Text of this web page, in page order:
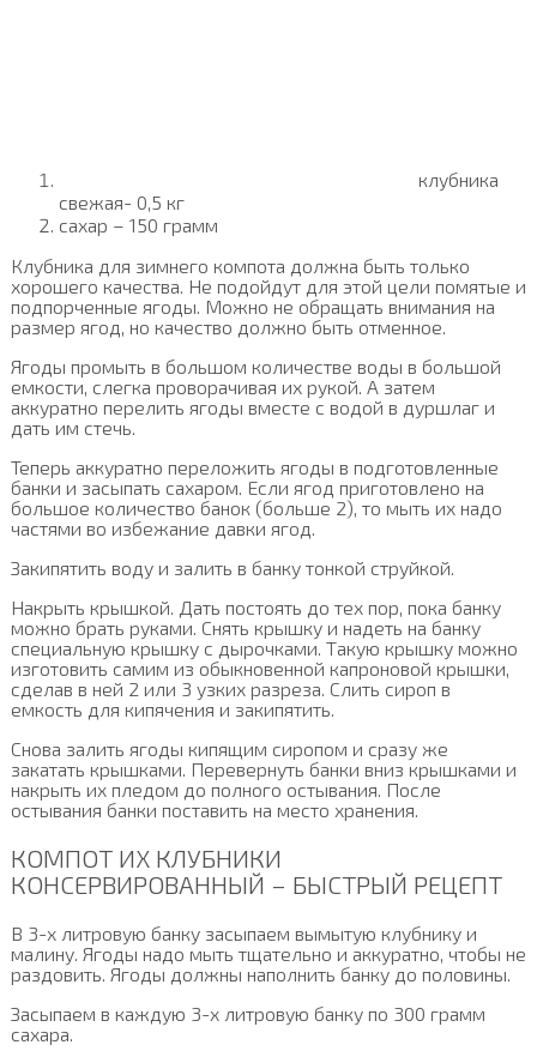
клубника
свежая- 0,5 кг
сахар – 150 грамм
Клубника для зимнего компота должна быть только
хорошего качества. Не подойдут для этой цели помятые и
подпорченные ягоды. Можно не обращать внимания на
размер ягод, но качество должно быть отменное.
Ягоды промыть в большом количестве воды в большой
емкости, слегка проворачивая их рукой. А затем
аккуратно перелить ягоды вместе с водой в дуршлаг и
дать им стечь.
Теперь аккуратно переложить ягоды в подготовленные
банки и засыпать сахаром. Если ягод приготовлено на
большое количество банок (больше 2), то мыть их надо
частями во избежание давки ягод.
Закипятить воду и залить в банку тонкой струйкой.
Накрыть крышкой. Дать постоять до тех пор, пока банку
можно брать руками. Снять крышку и надеть на банку
специальную крышку с дырочками. Такую крышку можно
изготовить самим из обыкновенной капроновой крышки,
сделав в ней 2 или 3 узких разреза. Слить сироп в
емкость для кипячения и закипятить.
Снова залить ягоды кипящим сиропом и сразу же
закатать крышками. Перевернуть банки вниз крышками и
накрыть их пледом до полного остывания. После
остывания банки поставить на место хранения.
КОМПОТ ИХ КЛУБНИКИ
КОНСЕРВИРОВАННЫЙ – БЫСТРЫЙ РЕЦЕПТ
В 3-х литровую банку засыпаем вымытую клубнику и
малину. Ягоды надо мыть тщательно и аккуратно, чтобы не
раздовить. Ягоды должны наполнить банку до половины.
Засыпаем в каждую 3-х литровую банку по 300 грамм
сахара.